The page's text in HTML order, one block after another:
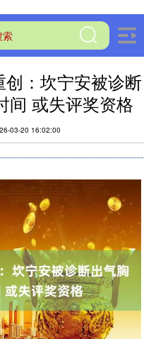
：坎宁安被诊断
间 或失评奖资格
03-20 16:02:00